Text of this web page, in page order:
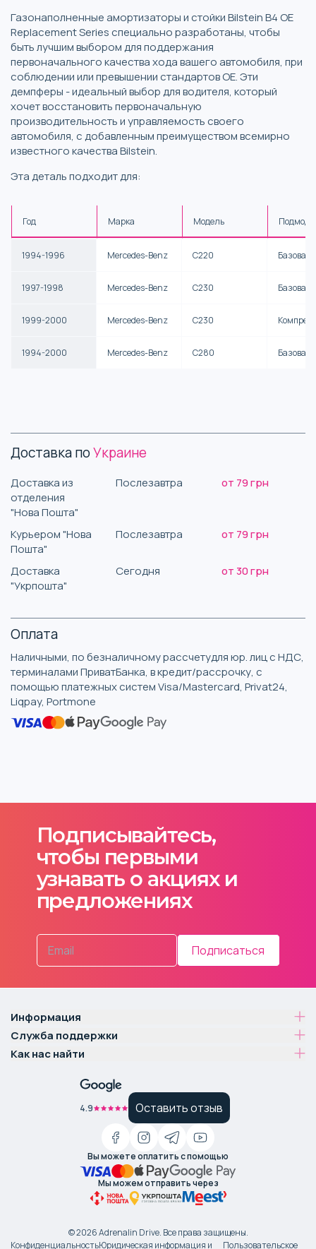
Газонаполненные амортизаторы и стойки Bilstein B4 OE
Replacement Series специально разработаны, чтобы
быть лучшим выбором для поддержания
первоначального качества хода вашего автомобиля, при
соблюдении или превышении стандартов OE. Эти
демпферы - идеальный выбор для водителя, который
хочет восстановить первоначальную
производительность и управляемость своего
автомобиля, с добавленным преимуществом всемирно
известного качества Bilstein.
Эта деталь подходит для:
Год Марка Модель
1994-1996 Mercedes-Benz C220 Базовая
1997-1998 Mercedes-Benz C230 Базовая
1999-2000 Mercedes-Benz C230
1994-2000 Mercedes-Benz C280 Базовая
Доставка поУкраине
Доставка из
отделения
"Нова Пошта"
Послезавтра от 79 грн
Курьером "Нова
Пошта"
Послезавтра от 79 грн
Доставка
"Укрпошта"
Сегодня от 30 грн
Оплата
Наличными, по безналичному рассчетудля юр. лиц с НДС,
терминалами ПриватБанка, в кредит/рассрочку, с
помощью платежных систем Visa/Mastercard, Privat24,
Liqpay, Portmone
Подписывайтесь,
чтобы первыми
узнавать о акциях и
предложениях
Подписаться
Информация
Служба поддержки
Как нас найти
4.9 Оставить отзыв
Вы можете оплатить с помощью
Мы можем отправить через
©2026Adrenalin Drive. Все права защищены.
КонфиденциальностьЮридическая информация и Пользовательское